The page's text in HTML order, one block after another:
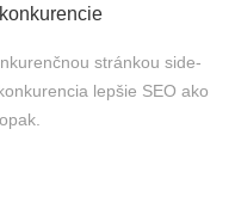
stránkou side-
lepšie SEO ako